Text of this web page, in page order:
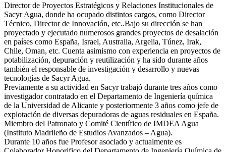
Director de Proyectos Estratégicos y Relaciones Institucionales de
Sacyr Agua, donde ha ocupado distintos cargos, como Director
Técnico, Director de Innovación, etc..Bajo su dirección se han
proyectado y ejecutado numerosos grandes proyectos de desalación
en países como España, Israel, Australia, Argelia, Túnez, Irak,
Chile, Oman, etc. Cuenta asimismo con experiencia en proyectos de
potabilización, depuración y reutilización y ha sido durante años
también el responsable de investigación y desarrollo y nuevas
tecnologías de Sacyr Agua.
Previamente a su actividad en Sacyr trabajó durante tres años como
investigador contratado en el Departamento de Ingeniería química
de la Universidad de Alicante y posteriormente 3 años como jefe de
explotación de diversas depuradoras de aguas residuales en España.
Miembro del Patronato y Comité Científico de IMDEA Agua
(Instituto Madrileño de Estudios Avanzados – Agua).
Durante 10 años fue Profesor asociado y actualmente es